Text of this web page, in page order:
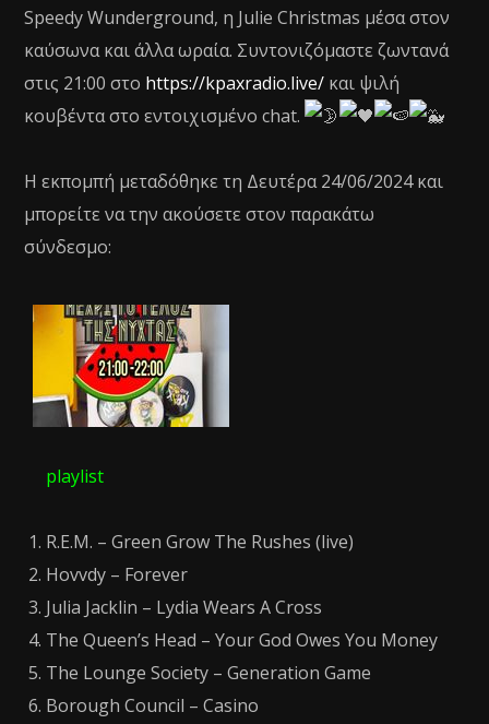
Speedy Wunderground, η Julie Christmas μέσα στον
καύσωνα και άλλα ωραία. Συντονιζόμαστε ζωντανά
στις 21:00 στο https://kpaxradio.live/ και ψιλή
κουβέντα στο εντοιχισμένο chat.
H εκπομπή μεταδόθηκε τη Δευτέρα 24/06/2024 και
μπορείτε να την ακούσετε στον παρακάτω
σύνδεσμο:
playlist
R.E.M. – Green Grow The Rushes (live)
Hovvdy – Forever
Julia Jacklin – Lydia Wears A Cross
The Queen’s Head – Your God Owes You Money
The Lounge Society – Generation Game
Borough Council – Casino